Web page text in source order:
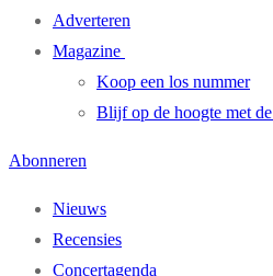
Adverteren
Magazine
Koop een los nummer
Blijf op de hoogte met
Abonneren
Nieuws
Recensies
Concertagenda